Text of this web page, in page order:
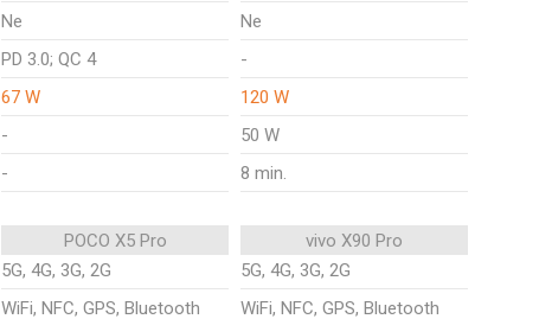
Ne
Ne
PD 3.0; QC 4
-
67 W
120 W
-
50 W
- 8 min.
POCO X5 Pro
vivo X90 Pro
5G, 4G, 3G, 2G
5G, 4G, 3G, 2G
WiFi, NFC, GPS, Bluetooth
WiFi, NFC, GPS, Bluetooth